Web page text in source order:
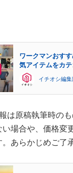
ワークマンおす
気アイテムをカ
イチオシ編
は原稿執筆時の
場合や、価格変
あらかじめご了